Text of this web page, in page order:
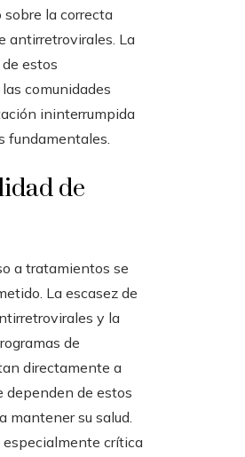
la correcta
antirretrovirales. La
estos
comunidades
ininterrumpida
fundamentales.
de
a tratamientos se
La escasez de
y la
de
directamente a
dependen de estos
mantener su salud.
especialmente crítica